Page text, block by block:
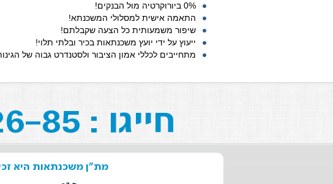
0% ביורוקרטיה מול הבנקים!
התאמה אישית למסלולי המשכנתא!
שיפור משמעותית כל הצעה שקבלתם!
ייעוץ על ידי יועץ משכנתאות בכיר ובלתי תלוי!
מתחייבים לכללי אמון הציבור ולסטנדרט גבוה של
חייגו : 073-211-26-85
מת"ן משכנתאות היא